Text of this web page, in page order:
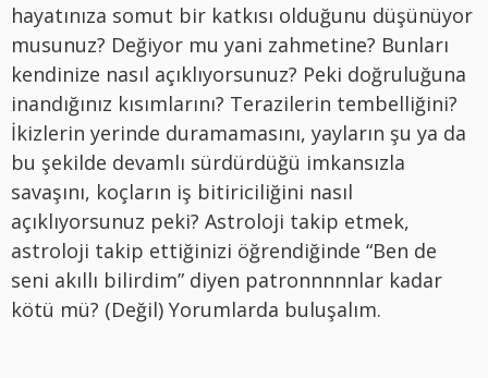
hayatınıza somut bir katkısı olduğunu düşünüyor
musunuz? Değiyor mu yani zahmetine? Bunları
kendinize nasıl açıklıyorsunuz? Peki doğruluğuna
inandığınız kısımlarını? Terazilerin tembelliğini?
İkizlerin yerinde duramamasını, yayların şu ya da
bu şekilde devamlı sürdürdüğü imkansızla
savaşını, koçların iş bitiriciliğini nasıl
açıklıyorsunuz peki? Astroloji takip etmek,
astroloji takip ettiğinizi öğrendiğinde “Ben de
seni akıllı bilirdim” diyen patronnnnnlar kadar
kötü mü? (Değil) Yorumlarda buluşalım.